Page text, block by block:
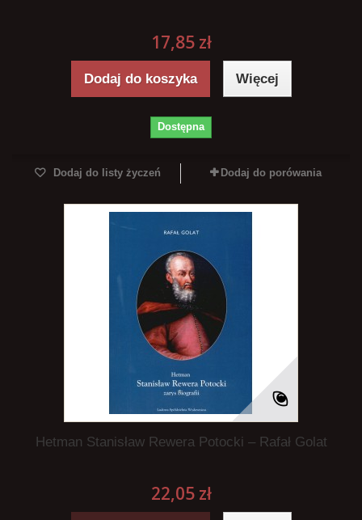
17,85 zł
Dodaj do koszyka Więcej
Dostępna
Dodaj do listy życzeń Dodaj do porówania
Hetman Stanisław Rewera Potocki – Rafał Golat
22,05 zł